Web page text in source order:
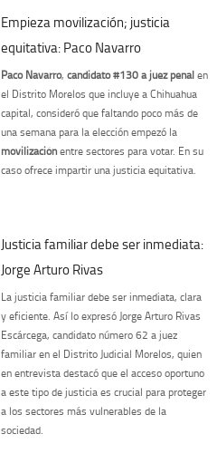
Empieza movilización; justicia
equitativa: Paco Navarro
Paco Navarro, candidato #130 a juez penalen
el Distrito Morelos que incluye a Chihuahua
capital, consideró que faltando poco más de
una semana para la elección empezó la
movilizaciónentre sectores para votar. En su
caso ofrece impartir una justicia equitativa.
Justicia familiar debe ser inmediata:
Jorge Arturo Rivas
La justicia familiar debe ser inmediata, clara
y eficiente. Así lo expresó Jorge Arturo Rivas
Escárcega, candidato número 62 a juez
familiar en el Distrito Judicial Morelos, quien
en entrevista destacó que el acceso oportuno
a este tipo de justicia es crucial para proteger
a los sectores más vulnerables de la
sociedad.